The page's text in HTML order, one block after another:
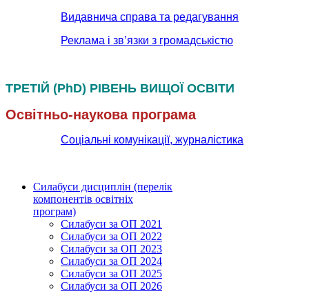
Видавнича справа та редагування
Реклама і зв’язки з громадськістю
ТРЕТІЙ (PhD) РІВЕНЬ ВИЩОЇ ОСВІТИ
Освітньо-наукова програма
Соціальні комунікації, журналістика
Cилабуси дисциплін (перелік
компонентів освітніх
програм)
Силабуси за ОП 2021
Силабуси за ОП 2022
Силабуси за ОП 2023
Силабуси за ОП 2024
Силабуси за ОП 2025
Силабуси за ОП 2026